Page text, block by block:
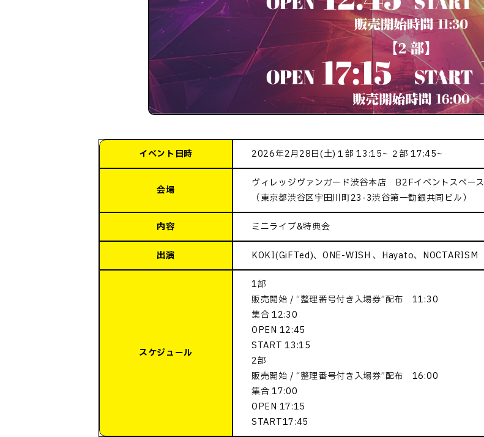
イベント日時 2026年2月28日(土)１部 13:15~ ２部 17:45~
会場
ヴィレッジヴァンガード渋谷本店 B2Fイベントスペース
（東京都渋谷区宇田川町23-3渋谷第一勧銀共同ビル）
内容 ミニライブ&特典会
出演 KOKI(GiFTed)、ONE-WISH 、Hayato、NOCTARISM
スケジュール
1部
販売開始 / “整理番号付き入場券”配布 11:30
集合 12:30
OPEN 12:45
START 13:15
2部
販売開始 / “整理番号付き入場券”配布 16:00
集合 17:00
OPEN 17:15
START17:45